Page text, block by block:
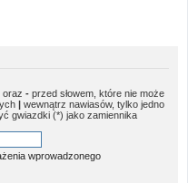
oraz - przed słowem, które nie może
wewnątrz nawiasów, tylko jedno
gwiazdki (*) jako zamiennika
wprowadzonego